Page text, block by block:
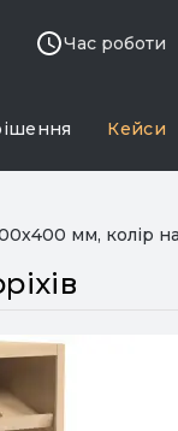
Час роботи
Кейси
мм, колір